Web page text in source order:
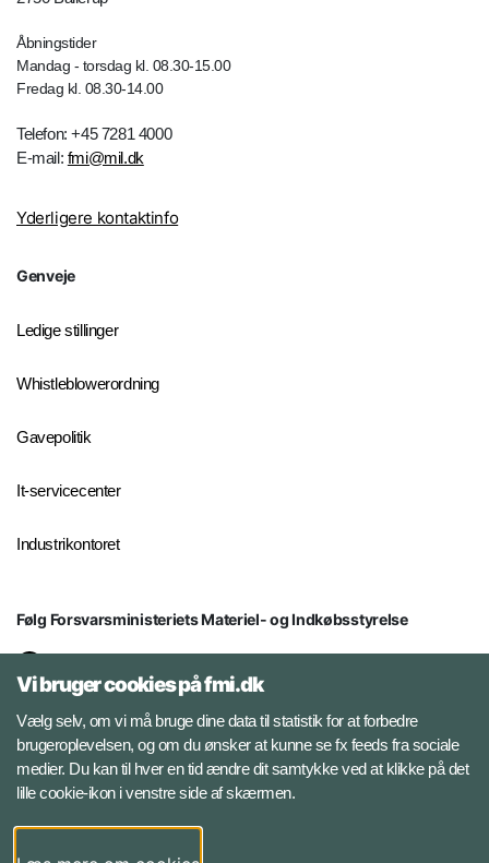
Åbningstider
Mandag - torsdag kl. 08.30-15.00
Fredag kl. 08.30-14.00
Telefon: +45 7281 4000
E-mail: fmi@mil.dk
Yderligere kontaktinfo
Genveje
Ledige stillinger
Whistleblowerordning
Gavepolitik
It-servicecenter
Industrikontoret
Følg Forsvarsministeriets Materiel- og Indkøbsstyrelse
Facebook
Instagram
YouTube
Vi bruger cookies på fmi.dk
Vælg selv, om vi må bruge dine data til statistik for at forbedre
brugeroplevelsen, og om du ønsker at kunne se fx feeds fra sociale
medier. Du kan til hver en tid ændre dit samtykke ved at klikke på det
lille cookie-ikon i venstre side af skærmen.